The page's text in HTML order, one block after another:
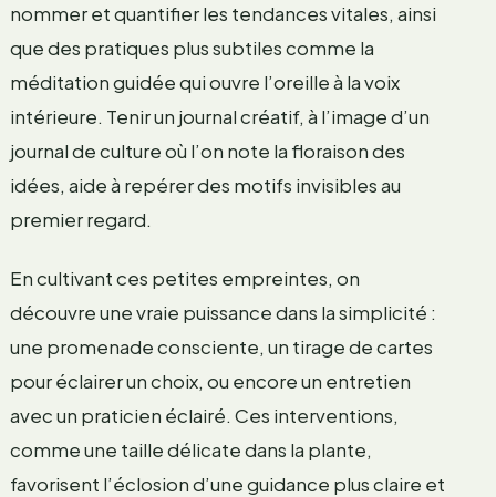
nommer et quantifier les tendances vitales, ainsi
que des pratiques plus subtiles comme la
méditation guidée qui ouvre l’oreille à la voix
intérieure. Tenir un journal créatif, à l’image d’un
journal de culture où l’on note la floraison des
idées, aide à repérer des motifs invisibles au
premier regard.
En cultivant ces petites empreintes, on
découvre une vraie puissance dans la simplicité :
une promenade consciente, un tirage de cartes
pour éclairer un choix, ou encore un entretien
avec un praticien éclairé. Ces interventions,
comme une taille délicate dans la plante,
favorisent l’éclosion d’une guidance plus claire et